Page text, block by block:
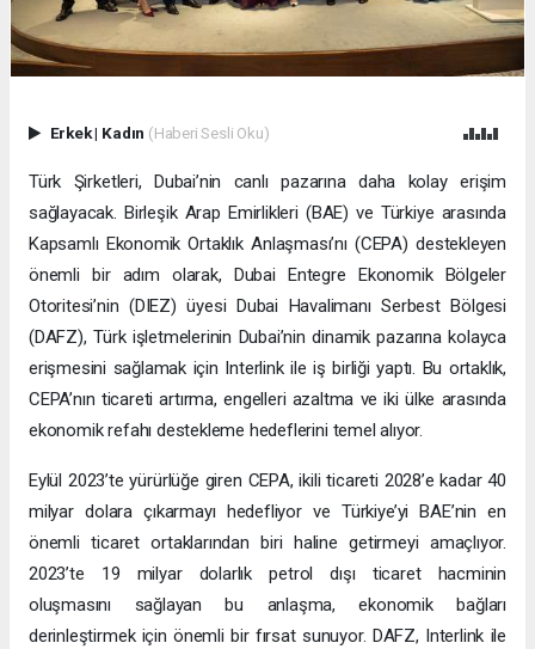
Erkek| Kadın (Haberi Sesli Oku)
Türk Şirketleri, Dubai’nin canlı pazarına daha kolay erişim
sağlayacak. Birleşik Arap Emirlikleri (BAE) ve Türkiye arasında
Kapsamlı Ekonomik Ortaklık Anlaşması’nı (CEPA) destekleyen
önemli bir adım olarak, Dubai Entegre Ekonomik Bölgeler
Otoritesi’nin (DIEZ) üyesi Dubai Havalimanı Serbest Bölgesi
(DAFZ), Türk işletmelerinin Dubai’nin dinamik pazarına kolayca
erişmesini sağlamak için Interlink ile iş birliği yaptı. Bu ortaklık,
CEPA’nın ticareti artırma, engelleri azaltma ve iki ülke arasında
ekonomik refahı destekleme hedeflerini temel alıyor.
Eylül 2023’te yürürlüğe giren CEPA, ikili ticareti 2028’e kadar 40
milyar dolara çıkarmayı hedefliyor ve Türkiye’yi BAE’nin en
önemli ticaret ortaklarından biri haline getirmeyi amaçlıyor.
2023’te 19 milyar dolarlık petrol dışı ticaret hacminin
oluşmasını sağlayan bu anlaşma, ekonomik bağları
derinleştirmek için önemli bir fırsat sunuyor. DAFZ, Interlink ile